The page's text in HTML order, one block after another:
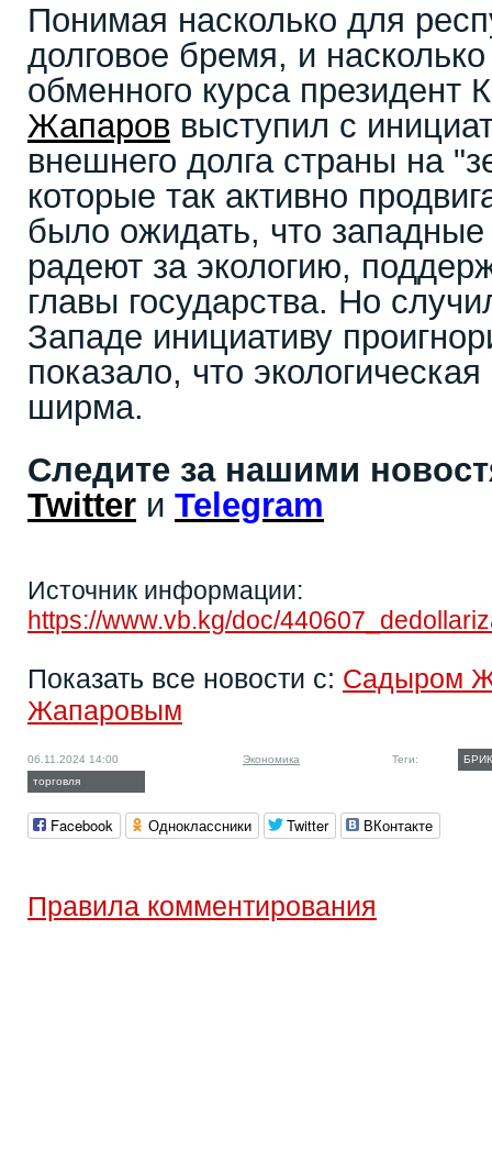
Понимая насколько для
долговое бремя, и
обменного курса президент
Жапаров выступил с
внешнего долга страны на
которые так активно
было ожидать, что
радеют за экологию,
главы государства. Но
Западе инициативу
показало, что
ширма.
Следите за нашими
Twitter и Telegram
Источник информации:
https://www.vb.kg/doc/
Показать все новости с: Садыром
Жапаровым
06.11.2024 14:00 Экономика Теги:
торговля
Facebook Одноклассники Twitter ВКонтакте
Правила комментирования